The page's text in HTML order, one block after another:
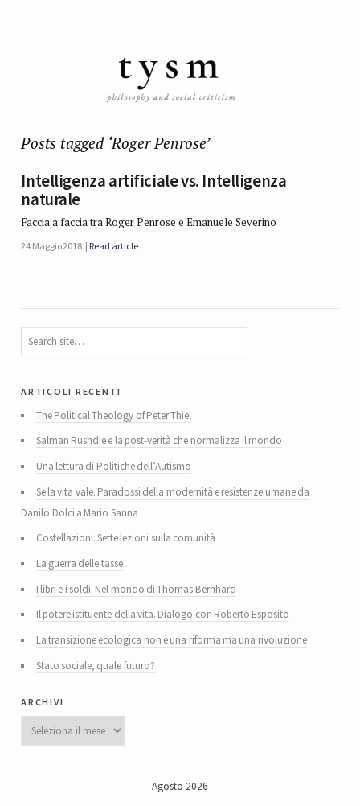
Posts tagged ‘Roger Penrose’
Intelligenza artificiale vs. Intelligenza
naturale
Faccia a faccia tra Roger Penrose e Emanuele Severino
24 Maggio 2018 Read article
articoli recenti
The Political Theology of Peter Thiel
Salman Rushdie e la post-verità che normalizza il mondo
Una lettura di Politiche dell’Autismo
Se la vita vale. Paradossi della modernità e resistenze umane da
Danilo Dolci a Mario Sanna
Costellazioni. Sette lezioni sulla comunità
La guerra delle tasse
I libri e i soldi. Nel mondo di Thomas Bernhard
Il potere istituente della vita. Dialogo con Roberto Esposito
La transizione ecologica non è una riforma ma una rivoluzione
Stato sociale, quale futuro?
archivi
Archivi
Agosto 2026